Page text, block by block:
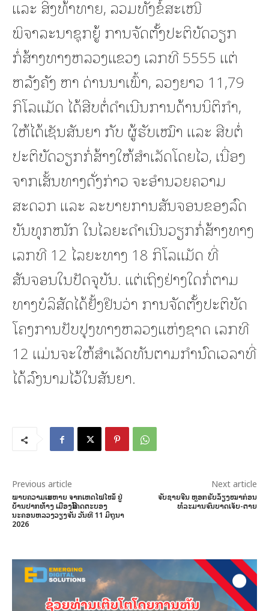
ແລະ ສິ່ງທ້າທາຍ, ລວມທັງຂໍ້ສະເໜີ
ພິຈາລະນາຊຸກຍູ້ ການຈັດຕັ້ງປະຕິບັດວຽກ
ກໍ່ສ້າງທາງຫລວງແຂວງ ເລກທີ 5555 ແຕ່
ຫລັງຄັງ ຫາ ດ່ານນາເພົ້າ, ລວງຍາວ 11,79
ກິໂລແມັດ ໄດ້ສືບຕໍ່ດໍາເນີນການດ້ານນິຕິກຳ,
ໃຫ້ໄດ້ເຊັນສັນຍາ ກັບ ຜູ້ຮັບເໝົາ ແລະ ສືບຕໍ່
ປະຕິບັດວຽກກໍ່ສ້າງໃຫ້ສຳເລັດໂດຍໄວ, ເນື່ອງ
ຈາກເສັ້ນທາງດັ່ງກ່າວ ຈະອໍານວຍຄວາມ
ສະດວກ ແລະ ລະບາຍການສັນຈອນຂອງລົດ
ບັນທຸກໜັກ ໃນໄລຍະດໍາເນີນວຽກກໍ່ສ້າງທາງ
ເລກທີ 12 ໄລຍະທາງ 18 ກິໂລແມັດ ທີ່
ສັນຈອນໃນປັດຈຸບັນ. ແຕ່ເຖິງຢ່າງໃດກໍ່ຕາມ
ທາງບໍລິສັດໄດ້ຢັ້ງຢືນວ່າ ການຈັດຕັ້ງປະຕິບັດ
ໂຄງການປັບປຸງທາງຫລວງແຫ່ງຊາດ ເລກທີ
12 ແມ່ນຈະໃຫ້ສໍາເລັດທັນຕາມກຳນົດເວລາທີ່
ໄດ້ລົງນາມໄວ້ໃນສັນຍາ.
Previous article
ພາບຄວາມເສຍຫາຍ ຈາກເຫດໄຟໄໝ້ ຢູ່
ບ້ານປາກທ້າງ ເມືອງສີໂຄດຕະບອງ
ນະຄອນຫລວງວຽງຈັນ ວັນທີ 11 ມິຖຸນາ
2026
Next article
ຈັບຊາຍຈີນ ຫຼອກຮັບລ້ຽງໝາກ່ອນ
ທໍລະມານຈົນບາດເຈັບ-ຕາຍ